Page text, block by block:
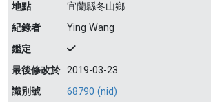
地點
宜蘭縣冬山鄉
紀錄者
Ying Wang
鑑定
最後修改於 2019-03-23
識別號
68790 (nid)